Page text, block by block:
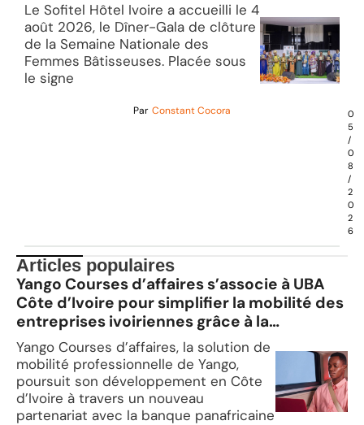
Le Sofitel Hôtel Ivoire a accueilli le 4
août 2026, le Dîner-Gala de clôture
de la Semaine Nationale des
Femmes Bâtisseuses. Placée sous
le signe
Par Constant Cocora
0
5
/
0
8
/
2
0
2
6
Articles populaires
Yango Courses d’affaires s’associe à UBA
Côte d’Ivoire pour simplifier la mobilité des
entreprises ivoiriennes grâce à la
technologie
Yango Courses d’affaires, la solution de
mobilité professionnelle de Yango,
poursuit son développement en Côte
d’Ivoire à travers un nouveau
partenariat avec la banque panafricaine